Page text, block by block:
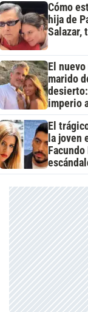
Cómo
hija de
Salazar,
El nuevo
marido
imperio
El
la joven